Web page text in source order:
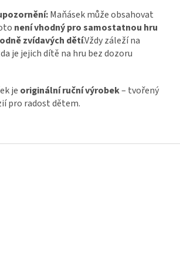
Maňásek může obsahovat
není vhodný pro samostatnou hru
zvídavých dětí.Vždy záleží na
je jejich dítě na hru bez dozoru
je originální ruční výrobek– tvořený
pro radost dětem.